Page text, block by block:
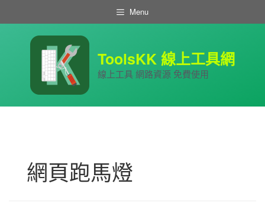
Menu
ToolsKK 線上工具網
線上工具 網路資源 免費使用
網頁跑馬燈